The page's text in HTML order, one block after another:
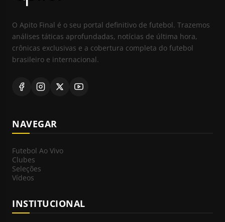
O Apito Final é o seu portal definitivo de futebol. Trazemos
análises táticas aprofundadas, notícias de última hora,
crônicas exclusivas e a cobertura completa do futebol
brasileiro e internacional.
NAVEGAR
Futebol Ao Vivo
Clubes
Seleções
Vídeos
INSTITUCIONAL